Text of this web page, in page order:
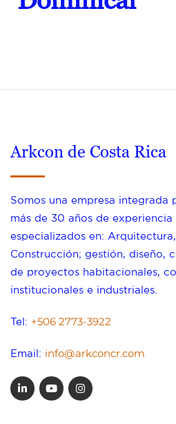
Arkcon de Costa Rica
Somos una empresa integrada
más de 30 años de experiencia
especializados en:
Construcción; gestión, diseño,
de proyectos habitacionales,
institucionales e industriales.
Tel: +506 2773-3922
Email: info@arkconcr.com